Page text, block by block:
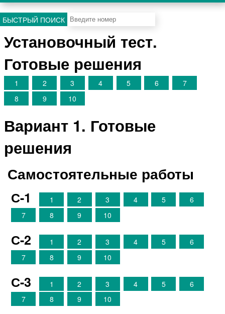
БЫСТРЫЙ ПОИСК
Установочный тест.
Готовые решения
1 2 3 4 5 6
7
8
9 10
Вариант 1. Готовые
решения
Самостоятельные работы
С-1 1 2 3 4 5
6
7
8 9 10
С-2 1 2 3 4 5
6
7
8 9 10
С-3 1 2 3 4 5
6
7
8 9 10